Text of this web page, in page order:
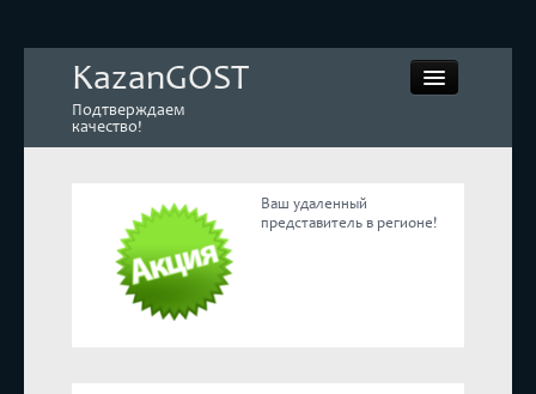
KazanGOST
Подтверждаем
качество!
Контрольная закупка
Дегустации. Экспертиза
Ваш удаленный
представитель в регионе!